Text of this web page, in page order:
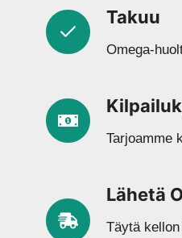
Takuu
Omega-
Tarjoamme
Lähetä
Täytä